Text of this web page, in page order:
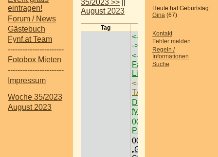
eintragen!
Forum / News
Gästebuch
Fynf.at Team
-----------------------
Fotobox Mieten
-----------------------
Impressum
Woche 35/2023
August 2023
Heute hat Geburtstag:
Gina (67)
Kontakt
Fehler melden
Regeln /
Informationen
Suche
35/2023 >>
August 2023
Tag
<-
Monets Garten Wien
->
<-
Dino Tattendorf
Familienausflug im
Lichterwald
<-
TATTOO MESSE
Dein Gewinnspiel auf
fynf.at eintragen
00:00
Paintball < Nö >
00:00
„Grüner See“ @